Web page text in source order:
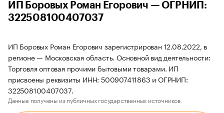
ИП Боровых Роман Егорович — ОГРНИП:
322508100407037
ИП Боровых Роман Егорович зарегистрирован 12.08.2022, в
регионе — Московская область. Основной вид деятельности:
Торговля оптовая прочими бытовыми товарами. ИП
присвоены реквизиты ИНН: 500907411863 и ОГРНИП:
322508100407037.
Данные получены из публичных государственных источников.